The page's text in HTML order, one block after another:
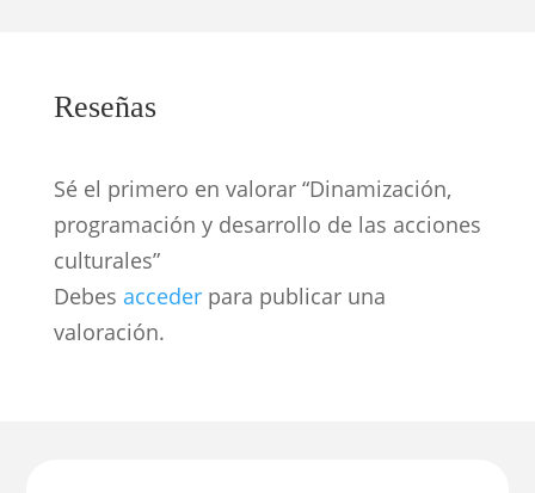
Reseñas
Sé el primero en valorar “Dinamización,
programación y desarrollo de las acciones
culturales”
Debes accederpara publicar una
valoración.